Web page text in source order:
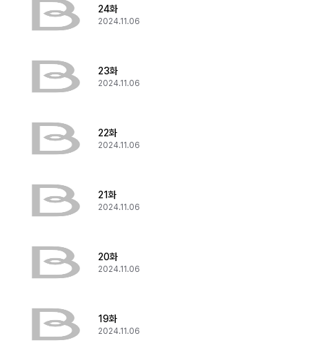
24화
2024.11.06
23화
2024.11.06
22화
2024.11.06
21화
2024.11.06
20화
2024.11.06
19화
2024.11.06